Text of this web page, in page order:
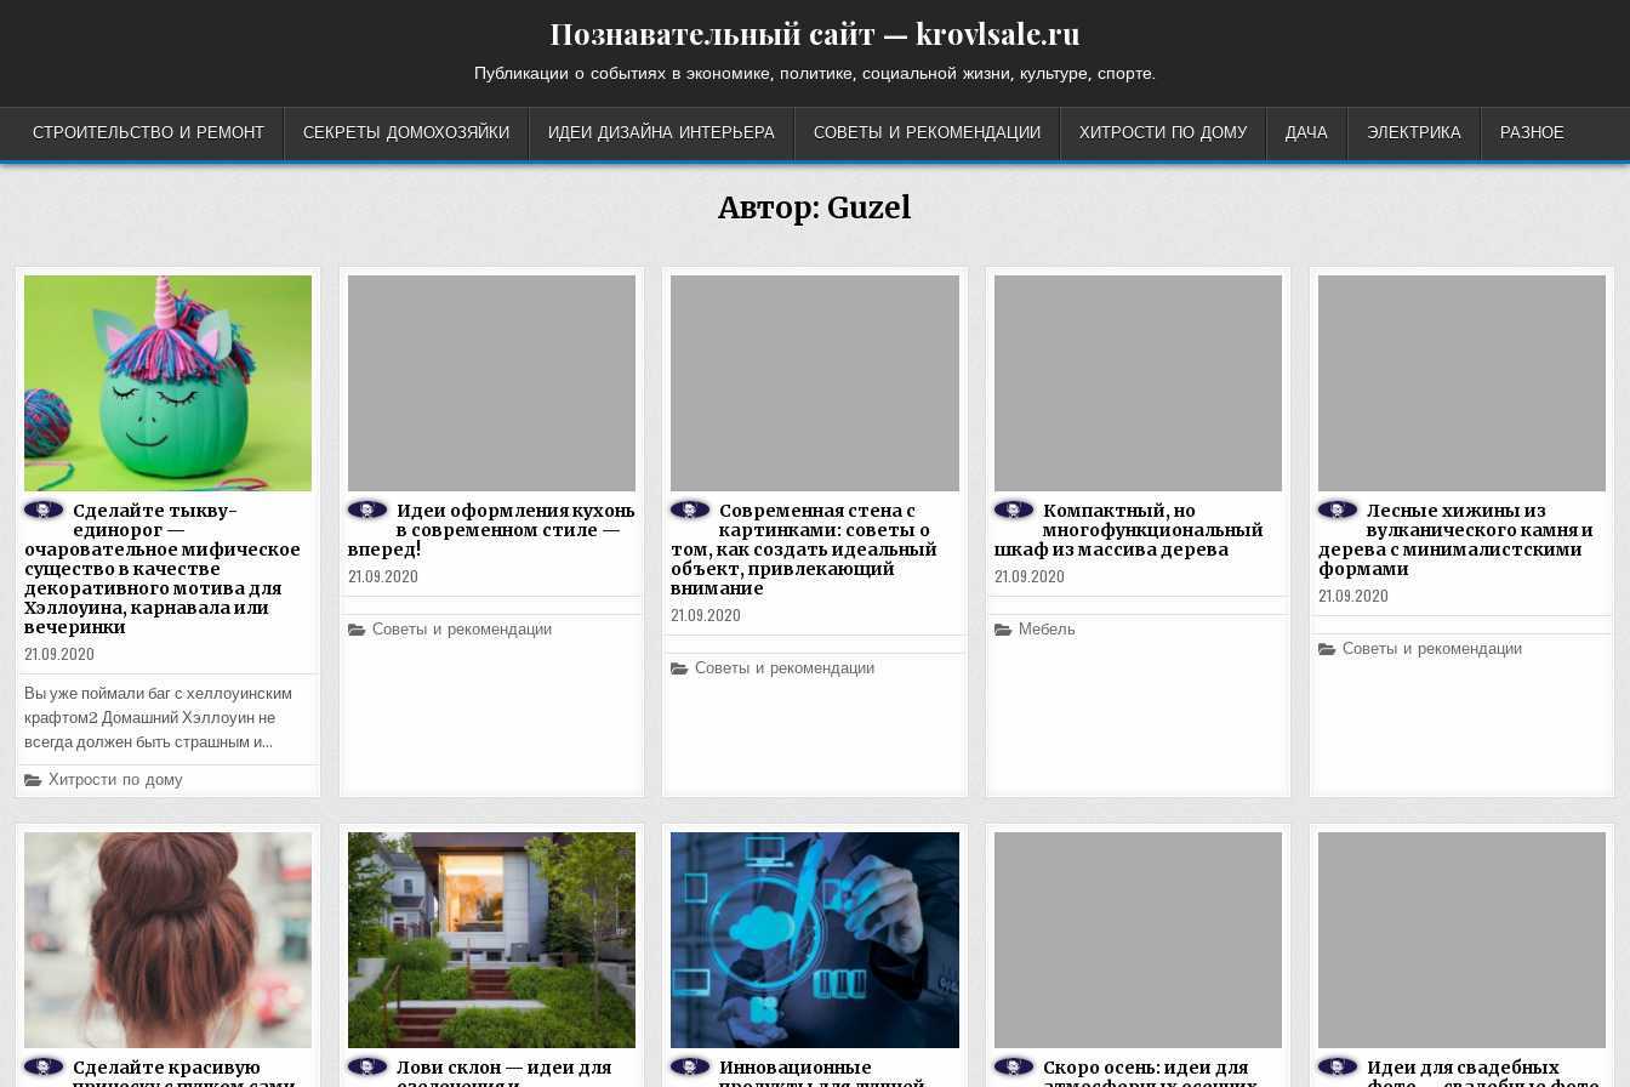
Познавательный сайт — krovlsale.ru
Публикации о событиях в экономике, политике, социальной жизни, культуре, спорте.
СТРОИТЕЛЬСТВО И РЕМОНТ СЕКРЕТЫ ДОМОХОЗЯЙКИ ИДЕИ ДИЗАЙНА ИНТЕРЬЕРА СОВЕТЫ И РЕКОМЕНДАЦИИ ХИТРОСТИ ПО ДОМУ ДАЧА ЭЛЕКТРИКА РАЗНОЕ
Автор: Guzel
Сделайте тыкву-
единорог —
очаровательное мифическое
существо в качестве
декоративного мотива для
Хэллоуина, карнавала или
вечеринки
21.09.2020
Вы уже поймали баг с хеллоуинским
крафтом2 Домашний Хэллоуин не
всегда должен быть страшным и…
Posted
in
Хитрости по дому
Идеи оформления кухонь
в современном стиле —
вперед!
21.09.2020
Posted
Советы и рекомендации
Современная стена с
картинками: советы о
том, как создать идеальный
объект, привлекающий
внимание
21.09.2020
Posted
Советы и рекомендации
Компактный, но
многофункциональный
шкаф из массива дерева
21.09.2020
Posted
Мебель
Лесные хижины из
вулканического камня и
дерева с минималистскими
формами
21.09.2020
Posted
Советы и рекомендации
Сделайте красивую
Лови склон — идеи для
Инновационные
Скоро осень: идеи для
Идеи для свадебных